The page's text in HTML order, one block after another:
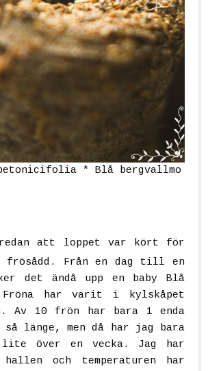
betonicifolia * Blå bergvallmo
att loppet var kört för
frösådd. Från en dag till en
det ändå upp en baby Blå
Fröna har varit i kylskåpet
Av 10 frön har bara 1 enda
länge, men då har jag bara
över en vecka. Jag har
och temperaturen har